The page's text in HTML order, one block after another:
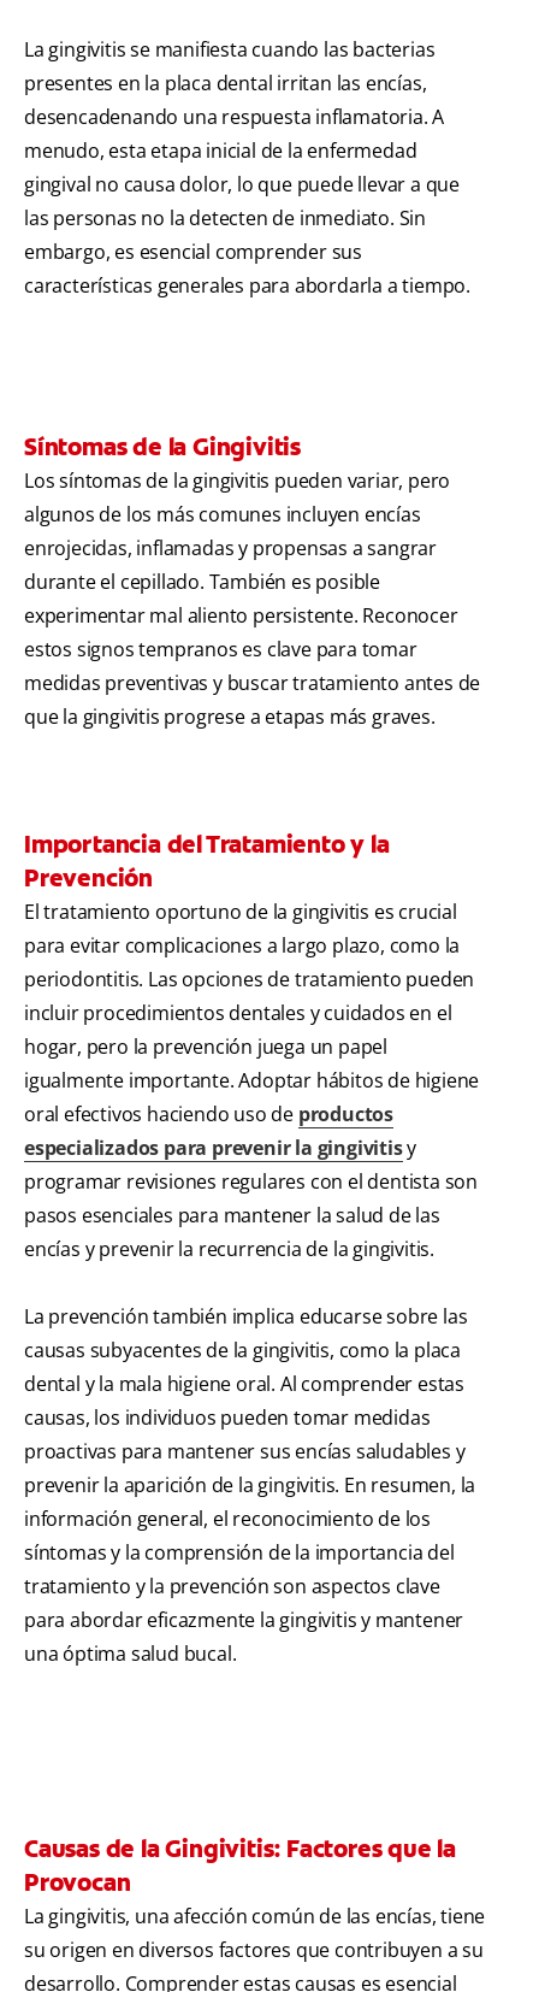
La gingivitis se manifiesta cuando las bacterias
presentes en la placa dental irritan las encías,
desencadenando una respuesta inflamatoria. A
menudo, esta etapa inicial de la enfermedad
gingival no causa dolor, lo que puede llevar a que
las personas no la detecten de inmediato. Sin
embargo, es esencial comprender sus
características generales para abordarla a tiempo.
Síntomas de la Gingivitis
Los síntomas de la gingivitis pueden variar, pero
algunos de los más comunes incluyen encías
enrojecidas, inflamadas y propensas a sangrar
durante el cepillado. También es posible
experimentar mal aliento persistente. Reconocer
estos signos tempranos es clave para tomar
medidas preventivas y buscar tratamiento antes de
que la gingivitis progrese a etapas más graves.
Importancia del Tratamiento y la
Prevención
El tratamiento oportuno de la gingivitis es crucial
para evitar complicaciones a largo plazo, como la
periodontitis. Las opciones de tratamiento pueden
incluir procedimientos dentales y cuidados en el
hogar, pero la prevención juega un papel
igualmente importante. Adoptar hábitos de higiene
oral efectivos haciendo uso de productos
especializados para prevenir la gingivitisy
programar revisiones regulares con el dentista son
pasos esenciales para mantener la salud de las
encías y prevenir la recurrencia de la gingivitis.
La prevención también implica educarse sobre las
causas subyacentes de la gingivitis, como la placa
dental y la mala higiene oral. Al comprender estas
causas, los individuos pueden tomar medidas
proactivas para mantener sus encías saludables y
prevenir la aparición de la gingivitis. En resumen, la
información general, el reconocimiento de los
síntomas y la comprensión de la importancia del
tratamiento y la prevención son aspectos clave
para abordar eficazmente la gingivitis y mantener
una óptima salud bucal.
Causas de la Gingivitis: Factores que la
Provocan
La gingivitis, una afección común de las encías, tiene
su origen en diversos factores que contribuyen a su
desarrollo. Comprender estas causas es esencial